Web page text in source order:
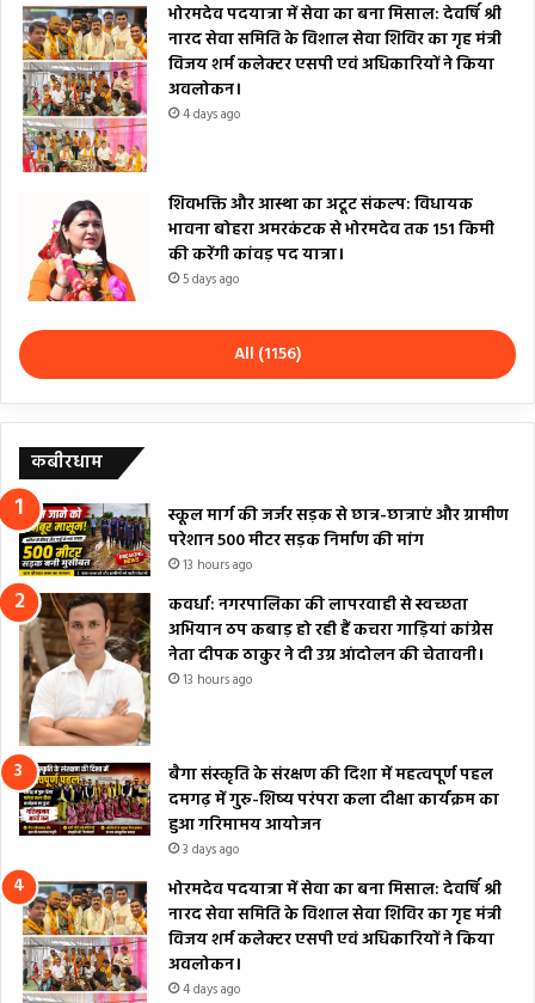
भोरमदेव पदयात्रा में सेवा का बना मिसाल: देवर्षि श्री
नारद सेवा समिति के विशाल सेवा शिविर का गृह मंत्री
विजय शर्म कलेक्टर एसपी एवं अधिकारियों ने किया
अवलोकन।
4 days ago
शिवभक्ति और आस्था का अटूट संकल्प: विधायक
भावना बोहरा अमरकंटक से भोरमदेव तक 151 किमी
की करेंगी कांवड़ पद यात्रा।
5 days ago
All (1156)
कबीरधाम
स्कूल मार्ग की जर्जर सड़क से छात्र-छात्राएं और ग्रामीण
परेशान 500 मीटर सड़क निर्माण की मांग
13 hours ago
कवर्धा: नगरपालिका की लापरवाही से स्वच्छता
अभियान ठप कबाड़ हो रही हैं कचरा गाड़ियां कांग्रेस
नेता दीपक ठाकुर ने दी उग्र आंदोलन की चेतावनी।
13 hours ago
बैगा संस्कृति के संरक्षण की दिशा में महत्वपूर्ण पहल
दमगढ़ में गुरु-शिष्य परंपरा कला दीक्षा कार्यक्रम का
हुआ गरिमामय आयोजन
3 days ago
भोरमदेव पदयात्रा में सेवा का बना मिसाल: देवर्षि श्री
नारद सेवा समिति के विशाल सेवा शिविर का गृह मंत्री
विजय शर्म कलेक्टर एसपी एवं अधिकारियों ने किया
अवलोकन।
4 days ago